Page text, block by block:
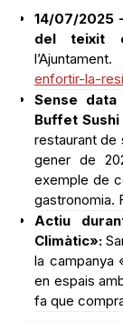
enfortir-la-
Sense data
Buffet
restaurant de
gener de
exemple de
gastronomia.
Actiu
Climàtic»:
la campanya
en espais
fa que